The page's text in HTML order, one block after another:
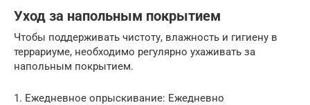
Уход за напольным покрытием
Чтобы поддерживать чистоту, влажность и гигиену в
террариуме, необходимо регулярно ухаживать за
напольным покрытием.
1. Ежедневное опрыскивание: Ежедневно